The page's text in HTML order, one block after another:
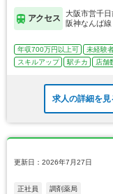
アクセス
大阪市営千
阪神なんば
年収700万円以上可 未経験
スキルアップ
駅チカ 店舗
求人の詳細を見
更新日：2026年7月27日
正社員 調剤薬局